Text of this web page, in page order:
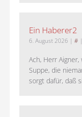
Ein Haberer2
6. August 2026 | #
Ach, Herr
Suppe, die
sorgt dafür, daß